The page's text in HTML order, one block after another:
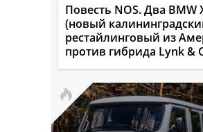
Повесть NOS. Два BMW
(новый
рестайлинговый из
против гибрида Lynk &